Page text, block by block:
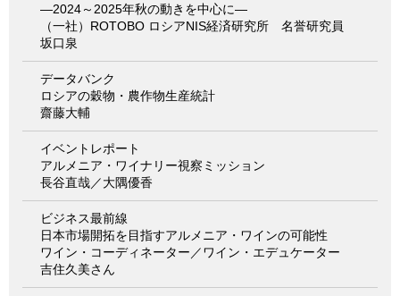
―2024～2025年秋の動きを中心に―
（一社）ROTOBO ロシアNIS経済研究所 名誉研究員
坂口泉
データバンク
ロシアの穀物・農作物生産統計
齋藤大輔
イベントレポート
アルメニア・ワイナリー視察ミッション
長谷直哉／大隅優香
ビジネス最前線
日本市場開拓を目指すアルメニア・ワインの可能性
ワイン・コーディネーター／ワイン・エデュケーター
吉住久美さん